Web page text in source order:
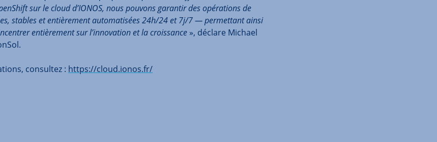
sur le cloud d’IONOS, nous pouvons garantir des opérations de
stables et entièrement automatisées 24h/24 et 7j/7 — permettant ainsi
entièrement sur l’innovation et la croissance », déclare Michael
consultez : https://cloud.ionos.fr/